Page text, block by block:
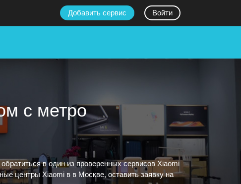
Добавить сервис Войти
с метро
в один из проверенных сервисов Xiaomi
центры Xiaomi в в Москве, оставить заявку на